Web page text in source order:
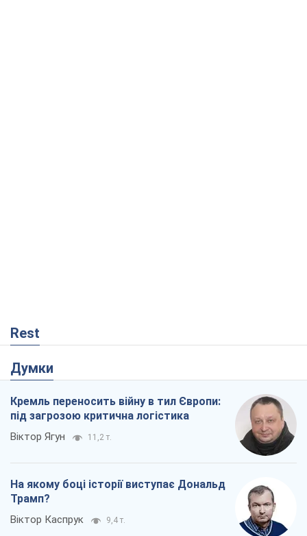
Rest
Думки
Кремль переносить війну в тил Європи:
під загрозою критична логістика
Віктор Ягун 11,2 т.
На якому боці історії виступає Дональд
Трамп?
Віктор Каспрук 9,4 т.